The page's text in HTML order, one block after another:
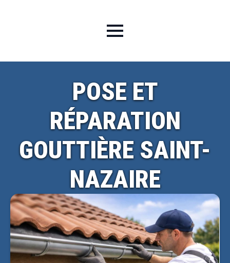
POSE ET
RÉPARATION
GOUTTIÈRE SAINT-
NAZAIRE